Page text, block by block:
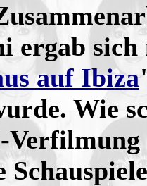
ergab
auf Ibiza
Wie
-